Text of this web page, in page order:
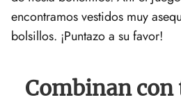
encontramos vestidos muy
bolsillos. ¡Puntazo a su favor!
Combinan con